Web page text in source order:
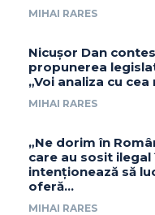
MIHAI RARES
Nicușor Dan
propunerea
„Voi analiza cu
MIHAI RARES
„Ne dorim în
care au sosit ilegal
intenționează să
oferă...
MIHAI RARES